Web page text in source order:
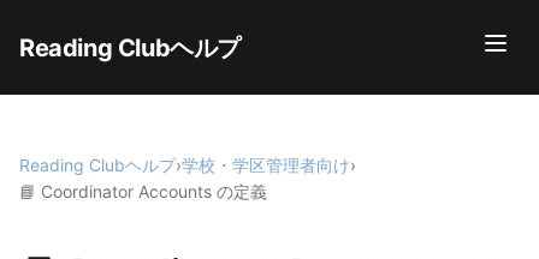
Reading Clubヘルプ
Reading Clubヘルプ›学校・学区管理者向け›
📘 Coordinator Accounts の定義